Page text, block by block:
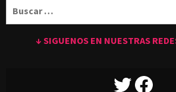
↓ SIGUENOS EN NUESTRAS
TWITTERFACEBOOK